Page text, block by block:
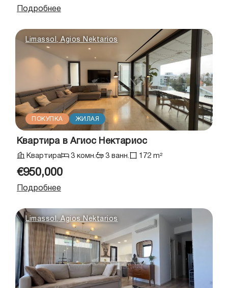
Подробнее
Limassol, Agios Nektarios
ПОКУПКА ЖИЛАЯ
Квартира в Агиос Нектариос
Квартира 3 комн. 3 ванн. 172 m²
€950,000
Подробнее
Limassol, Agios Nektarios